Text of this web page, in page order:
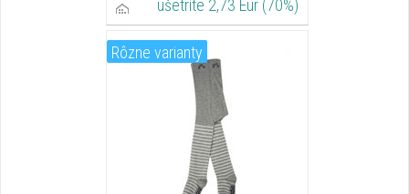
ušetríte 2,73 Eur (70%)
Rôzne varianty